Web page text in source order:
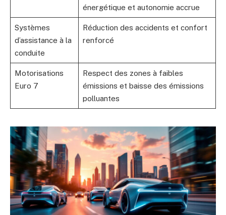
énergétique et autonomie accrue
Systèmes
d’assistance à la
conduite
Réduction des accidents et confort
renforcé
Motorisations
Euro 7
Respect des zones à faibles
émissions et baisse des émissions
polluantes